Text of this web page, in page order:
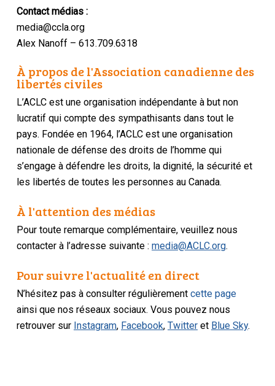
Contact médias :
media@ccla.org
Alex Nanoff – 613.709.6318
À propos de l'Association canadienne des
libertés civiles
L’ACLC est une organisation indépendante à but non
lucratif qui compte des sympathisants dans tout le
pays. Fondée en 1964, l’ACLC est une organisation
nationale de défense des droits de l’homme qui
s’engage à défendre les droits, la dignité, la sécurité et
les libertés de toutes les personnes au Canada.
À l'attention des médias
Pour toute remarque complémentaire, veuillez nous
contacter à l’adresse suivante :media@ACLC.org.
Pour suivre l'actualité en direct
N’hésitez pas à consulter régulièrementcette page
ainsi que nos réseaux sociaux. Vous pouvez nous
retrouver sur Instagram, Facebook,Twitter et Blue Sky.